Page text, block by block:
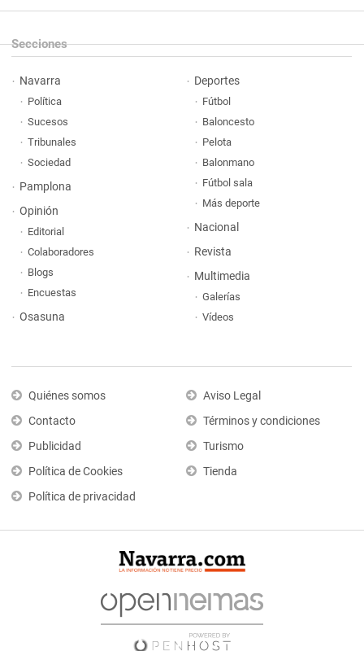
Secciones
Navarra
Política
Sucesos
Tribunales
Sociedad
Pamplona
Opinión
Editorial
Colaboradores
Blogs
Encuestas
Osasuna
Deportes
Fútbol
Baloncesto
Pelota
Balonmano
Fútbol sala
Más deporte
Nacional
Revista
Multimedia
Galerías
Vídeos
Quiénes somos
Contacto
Publicidad
Política de Cookies
Política de privacidad
Aviso Legal
Términos y condiciones
Turismo
Tienda